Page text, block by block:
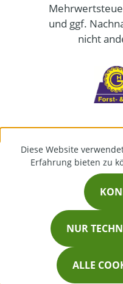
und ggf.
nicht
Diese Website
Erfahrung bieten zu
NUR
ALLE